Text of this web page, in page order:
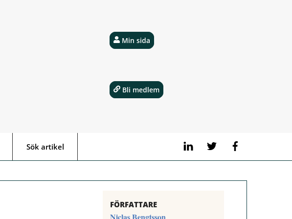
LinkedIn Twitter
Sök artikel
Min sida
Bli medlem
FÖRFATTARE